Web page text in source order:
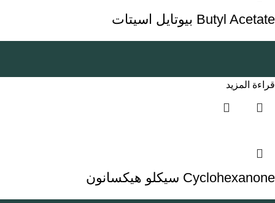
Butyl Acetate بيوتايل اسيتات
قراءة المزيد
Cyclohexanone سيكلو هيكسانون